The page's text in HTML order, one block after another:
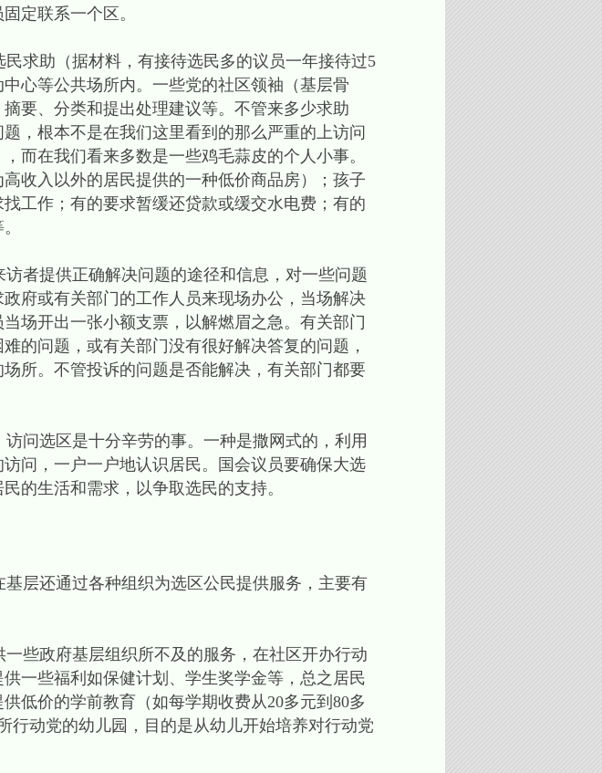
定联系一个区。
求助（据材料，有接待选民多的议员一年接待过5
心等公共场所内。一些党的社区领袖（基层骨
要、分类和提出处理建议等。不管来多少求助
，根本不是在我们这里看到的那么严重的上访问
而在我们看来多数是一些鸡毛蒜皮的个人小事。
收入以外的居民提供的一种低价商品房）；孩子
工作；有的要求暂缓还贷款或缓交水电费；有的
者提供正确解决问题的途径和信息，对一些问题
府或有关部门的工作人员来现场办公，当场解决
场开出一张小额支票，以解燃眉之急。有关部门
的问题，或有关部门没有很好解决答复的问题，
所。不管投诉的问题是否能解决，有关部门都要
问选区是十分辛劳的事。一种是撒网式的，利用
问，一户一户地认识居民。国会议员要确保大选
的生活和需求，以争取选民的支持。
层还通过各种组织为选区公民提供服务，主要有
些政府基层组织所不及的服务，在社区开办行动
一些福利如保健计划、学生奖学金等，总之居民
低价的学前教育（如每学期收费从20多元到80多
行动党的幼儿园，目的是从幼儿开始培养对行动党